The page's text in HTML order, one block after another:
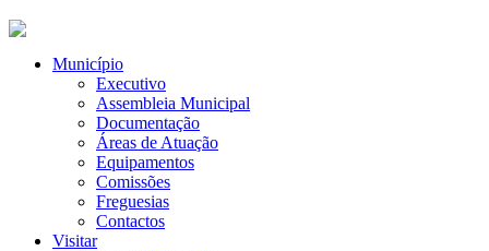
Município
Executivo
Assembleia Municipal
Documentação
Áreas de Atuação
Equipamentos
Comissões
Freguesias
Contactos
Visitar